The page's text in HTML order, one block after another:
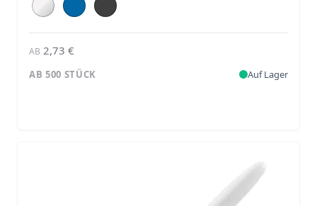
AB 2,73 €
AB 500 STÜCK Auf Lager